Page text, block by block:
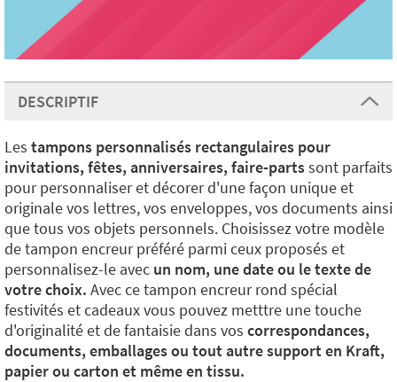
DESCRIPTIF
Les tampons personnalisés rectangulaires pour
invitations, fêtes, anniversaires, faire-partssont parfaits
pour personnaliser et décorer d'une façon unique et
originale vos lettres, vos enveloppes, vos documents ainsi
que tous vos objets personnels. Choisissez votre modèle
de tampon encreur préféré parmi ceux proposés et
personnalisez-le avec un nom, une date ou le texte de
votre choix. Avec ce tampon encreur rond spécial
festivités et cadeaux vous pouvez metttre une touche
d'originalité et de fantaisie dans vos correspondances,
documents, emballages ou tout autre support en Kraft,
papier ou carton et même en tissu.